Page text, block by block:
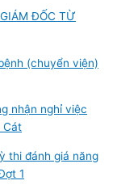
ĐỐC TỪ
(chuyển viện)
nhận nghỉ việc
Cát
thi đánh giá năng
1